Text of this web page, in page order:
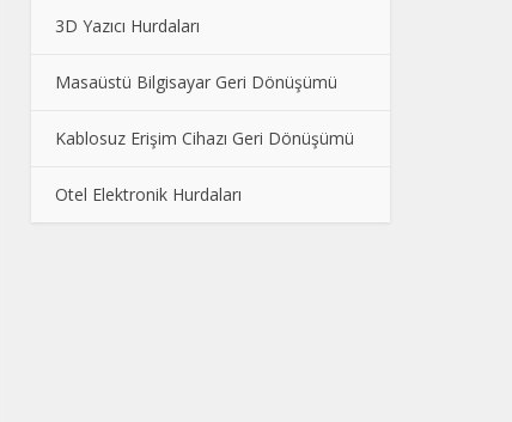
3D Yazıcı Hurdaları
Masaüstü Bilgisayar Geri Dönüşümü
Kablosuz Erişim Cihazı Geri Dönüşümü
Otel Elektronik Hurdaları